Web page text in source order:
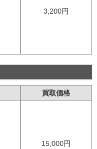
3,200円
買取価格
15,000円